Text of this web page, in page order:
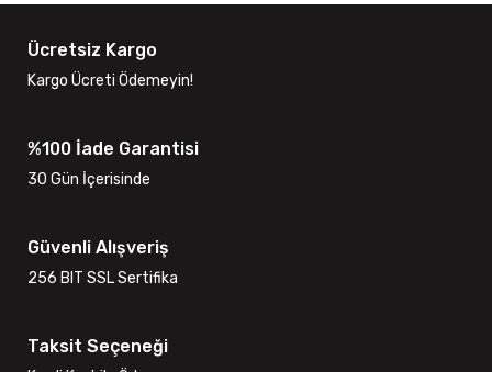
Ücretsiz Kargo
Kargo Ücreti Ödemeyin!
%100 İade Garantisi
30 Gün İçerisinde
Güvenli Alışveriş
256 BIT SSL Sertifika
Taksit Seçeneği